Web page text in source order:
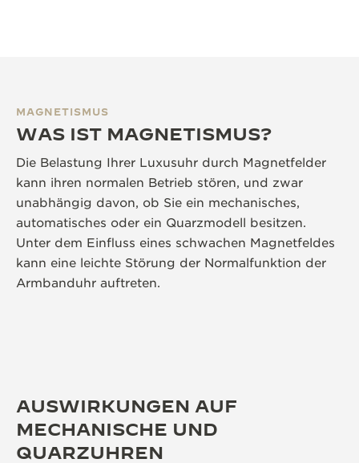
MAGNETISMUS
WAS IST MAGNETISMUS?
Die Belastung Ihrer Luxusuhr durch Magnetfelder
kann ihren normalen Betrieb stören, und zwar
unabhängig davon, ob Sie ein mechanisches,
automatisches oder ein Quarzmodell besitzen.
Unter dem Einfluss eines schwachen Magnetfeldes
kann eine leichte Störung der Normalfunktion der
Armbanduhr auftreten.
AUSWIRKUNGEN AUF
MECHANISCHE UND
QUARZUHREN